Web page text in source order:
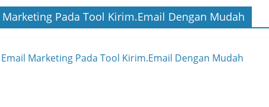
Pada Tool Kirim.Email Dengan Mudah